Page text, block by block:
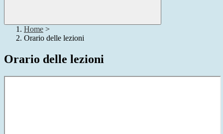
Home >
Orario delle lezioni
Orario delle lezioni